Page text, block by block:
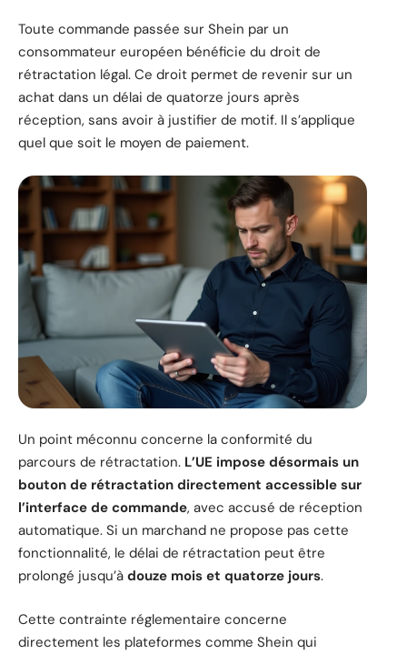
Toute commande passée sur Shein par un
consommateur européen bénéficie du droit de
rétractation légal. Ce droit permet de revenir sur un
achat dans un délai de quatorze jours après
réception, sans avoir à justifier de motif. Il s’applique
quel que soit le moyen de paiement.
Un point méconnu concerne la conformité du
parcours de rétractation. L’UE impose désormais un
bouton de rétractation directement accessible sur
l’interface de commande, avec accusé de réception
automatique. Si un marchand ne propose pas cette
fonctionnalité, le délai de rétractation peut être
prolongé jusqu’à douze mois et quatorze jours.
Cette contrainte réglementaire concerne
directement les plateformes comme Shein qui